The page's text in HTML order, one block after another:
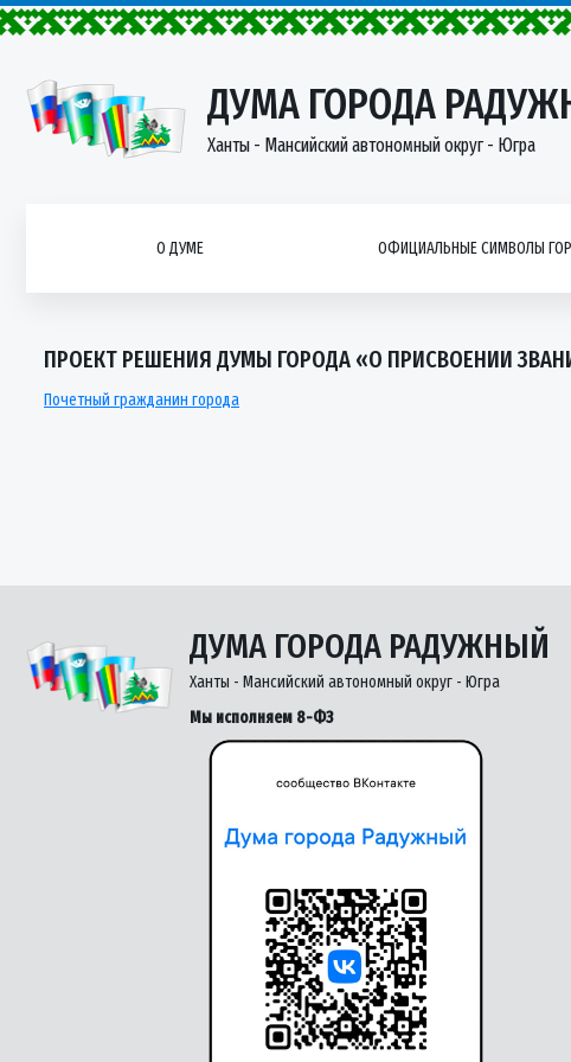
ДУМА ГОРОДА
Ханты - Мансийский автономный округ - Югра
О ДУМЕ ОФИЦИАЛЬНЫЕ СИМВОЛЫ
ПРОЕКТ РЕШЕНИЯ ДУМЫ ГОРОДА «О ПРИСВОЕНИИ
Почетный гражданин города
ДУМА ГОРОДА РАДУЖНЫЙ
Ханты - Мансийский автономный округ - Югра
Мы исполняем 8-ФЗ